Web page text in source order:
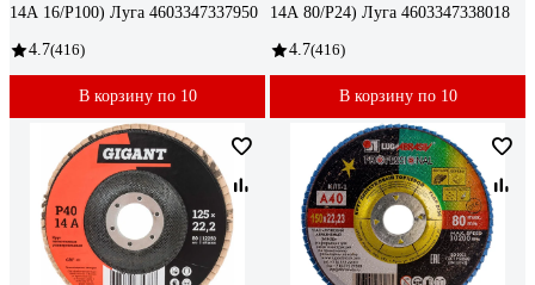
14А 16/Р100) Луга 4603347337950
4.7(416)
В корзину по 10
14А 80/Р24) Луга 4603347338018
4.7(416)
В корзину по 10